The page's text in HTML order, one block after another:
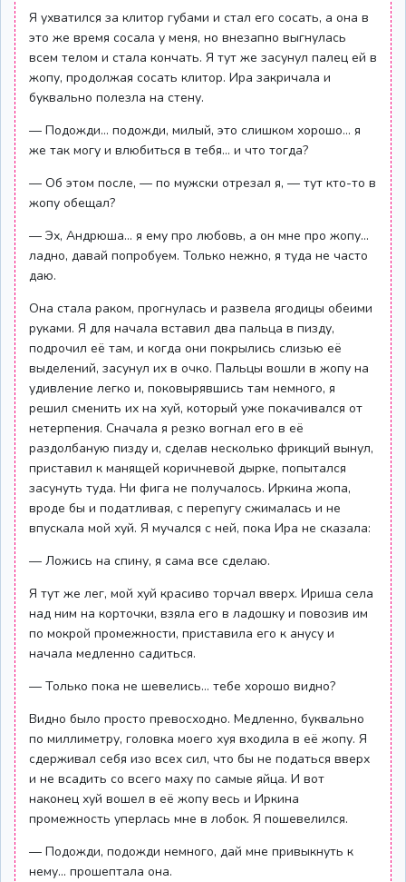
Я ухватился за клитор губами и стал его сосать, а она в
это же время сосала у меня, но внезапно выгнулась
всем телом и стала кончать. Я тут же засунул палец ей в
жопу, продолжая сосать клитор. Ира закричала и
буквально полезла на стену.
— Подожди… подожди, милый, это слишком хорошо… я
же так могу и влюбиться в тебя… и что тогда?
— Об этом после, — по мужски отрезал я, — тут кто-то в
жопу обещал?
— Эх, Андрюша… я ему про любовь, а он мне про жопу…
ладно, давай попробуем. Только нежно, я туда не часто
даю.
Она стала раком, прогнулась и развела ягодицы обеими
руками. Я для начала вставил два пальца в пизду,
подрочил её там, и когда они покрылись слизью её
выделений, засунул их в очко. Пальцы вошли в жопу на
удивление легко и, поковырявшись там немного, я
решил сменить их на хуй, который уже покачивался от
нетерпения. Сначала я резко вогнал его в её
раздолбаную пизду и, сделав несколько фрикций вынул,
приставил к манящей коричневой дырке, попытался
засунуть туда. Ни фига не получалось. Иркина жопа,
вроде бы и податливая, с перепугу сжималась и не
впускала мой хуй. Я мучался с ней, пока Ира не сказала:
— Ложись на спину, я сама все сделаю.
Я тут же лег, мой хуй красиво торчал вверх. Ириша села
над ним на корточки, взяла его в ладошку и повозив им
по мокрой промежности, приставила его к анусу и
начала медленно садиться.
— Только пока не шевелись… тебе хорошо видно?
Видно было просто превосходно. Медленно, буквально
по миллиметру, головка моего хуя входила в её жопу. Я
сдерживал себя изо всех сил, что бы не податься вверх
и не всадить со всего маху по самые яйца. И вот
наконец хуй вошел в её жопу весь и Иркина
промежность уперлась мне в лобок. Я пошевелился.
— Подожди, подожди немного, дай мне привыкнуть к
нему… прошептала она.